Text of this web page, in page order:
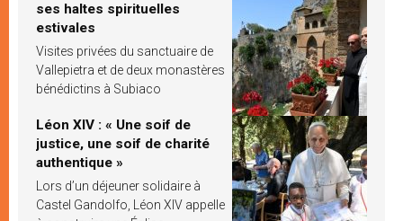
ses haltes spirituelles
estivales
Visites privées du sanctuaire de
Vallepietra et de deux monastères
bénédictins à Subiaco
Léon XIV : « Une soif de
justice, une soif de charité
authentique »
Lors d’un déjeuner solidaire à
Castel Gandolfo, Léon XIV appelle